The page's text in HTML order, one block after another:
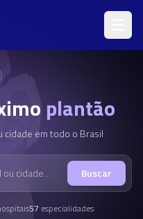
plantão
cidade em todo o Brasil
Buscar
57 especialidades